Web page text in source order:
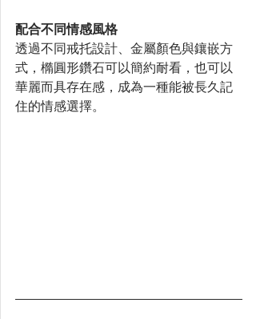
配合不同情感風格
透過不同戒托設計、金屬顏色與鑲嵌方
式，橢圓形鑽石可以簡約耐看，也可以
華麗而具存在感，成為一種能被長久記
住的情感選擇。